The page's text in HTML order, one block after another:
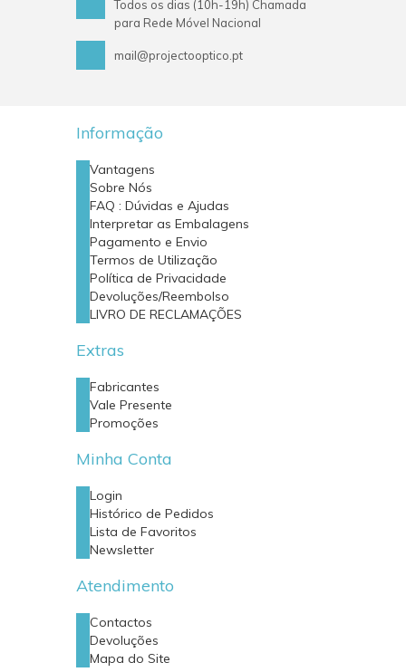
Todos os dias (10h-19h) Chamada
para Rede Móvel Nacional
mail@projectooptico.pt
Informação
Vantagens
Sobre Nós
FAQ : Dúvidas e Ajudas
Interpretar as Embalagens
Pagamento e Envio
Termos de Utilização
Política de Privacidade
Devoluções/Reembolso
LIVRO DE RECLAMAÇÕES
Extras
Fabricantes
Vale Presente
Promoções
Minha Conta
Login
Histórico de Pedidos
Lista de Favoritos
Newsletter
Atendimento
Contactos
Devoluções
Mapa do Site